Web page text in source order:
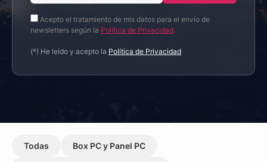
Acepto el tratamiento de mis datos para el envío de
newsletters según la Política de Privacidad.
(*) He leído y acepto la Política de Privacidad
Todas Box PC y Panel PC